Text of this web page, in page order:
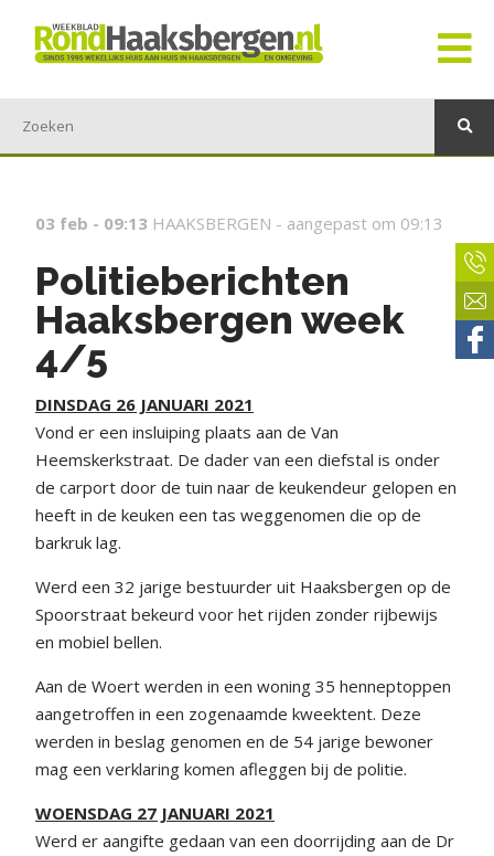
03 feb - 09:13 HAAKSBERGEN - aangepast om 09:13
Politieberichten
Haaksbergen week
4/5
DINSDAG 26 JANUARI 2021
Vond er een insluiping plaats aan de Van
Heemskerkstraat. De dader van een diefstal is onder
de carport door de tuin naar de keukendeur gelopen en
heeft in de keuken een tas weggenomen die op de
barkruk lag.
Werd een 32 jarige bestuurder uit Haaksbergen op de
Spoorstraat bekeurd voor het rijden zonder rijbewijs
en mobiel bellen.
Aan de Woert werden in een woning 35 henneptoppen
aangetroffen in een zogenaamde kweektent. Deze
werden in beslag genomen en de 54 jarige bewoner
mag een verklaring komen afleggen bij de politie.
WOENSDAG 27 JANUARI 2021
Werd er aangifte gedaan van een doorrijding aan de Dr